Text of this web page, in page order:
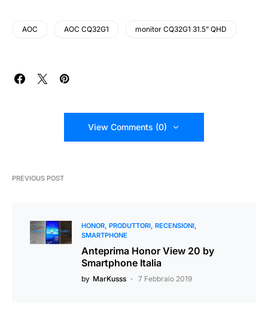
AOC AOC CQ32G1 monitor CQ32G1 31.5” QHD
View Comments (0)
PREVIOUS POST
HONOR PRODUTTORI RECENSIONI
SMARTPHONE
Anteprima Honor View 20 by
Smartphone Italia
by MarKusss 7 Febbraio 2019